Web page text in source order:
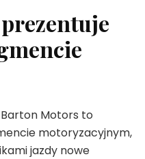
Motors to
motoryzacyjnym,
jazdy nowe